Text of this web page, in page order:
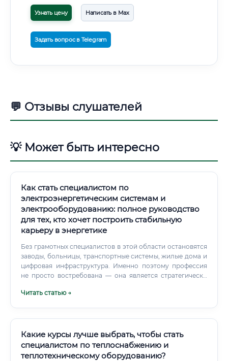
Узнать цену Написать в Max
Задать вопрос в Telegram
💬 Отзывы слушателей
💡 Может быть интересно
Как стать специалистом по
электроэнергетическим системам и
электрооборудованию: полное руководство
для тех, кто хочет построить стабильную
карьеру в энергетике
Без грамотных специалистов в этой области остановятся
заводы, больницы, транспортные системы, жилые дома и
цифровая инфраструктура. Именно поэтому профессия
не просто востребована — она является стратегически
Читать статью →
Какие курсы лучше выбрать, чтобы стать
специалистом по теплоснабжению и
теплотехническому оборудованию?